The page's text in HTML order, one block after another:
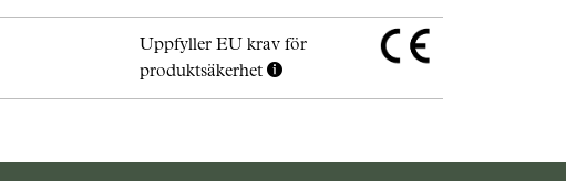
Uppfyller EU krav för
produktsäkerhet